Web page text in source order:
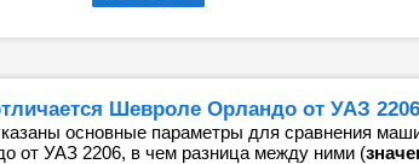
Шевроле Орландо от УАЗ
основные параметры для сравнения
от УАЗ 2206, в чем разница между ними (